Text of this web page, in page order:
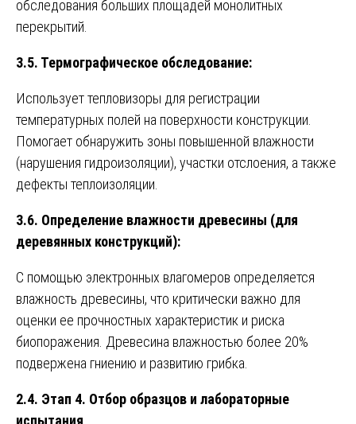
обследования больших площадей монолитных
перекрытий.
3.5. Термографическое обследование:
Использует тепловизоры для регистрации
температурных полей на поверхности конструкции.
Помогает обнаружить зоны повышенной влажности
(нарушения гидроизоляции), участки отслоения, а также
дефекты теплоизоляции.
3.6. Определение влажности древесины (для
деревянных конструкций):
С помощью электронных влагомеров определяется
влажность древесины, что критически важно для
оценки ее прочностных характеристик и риска
биопоражения. Древесина влажностью более 20%
подвержена гниению и развитию грибка.
2.4. Этап 4. Отбор образцов и лабораторные
испытания